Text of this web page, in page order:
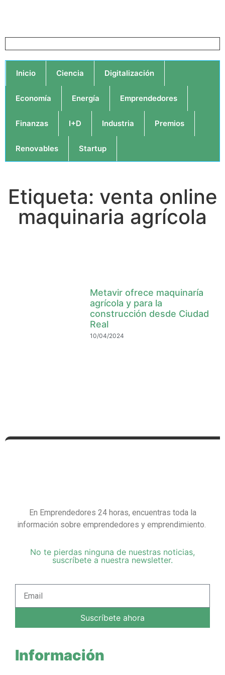
Inicio Ciencia Digitalización
Economía Energía Emprendedores
Finanzas I+D Industria Premios
Renovables Startup
Etiqueta: venta online
maquinaria agrícola
Metavir ofrece maquinaría
agrícola y para la
construcción desde Ciudad
Real
10/04/2024
En Emprendedores 24 horas, encuentras toda la
información sobre emprendedores y emprendimiento.
No te pierdas ninguna de nuestras noticias,
suscríbete a nuestra newsletter.
Suscríbete ahora
Información